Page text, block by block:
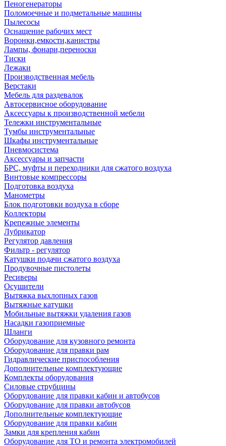
Пеногенераторы
Поломоечные и подметальные машины
Пылесосы
Оснащение рабочих мест
Воронки,емкости,канистры
Лампы, фонари,переноски
Тиски
Лежаки
Производственная мебель
Верстаки
Мебель для раздевалок
Автосервисное оборудование
Аксессуары к производственной мебели
Тележки инструментальные
Тумбы инструментальные
Шкафы инструментальные
Пневмосистема
Аксессуары и запчасти
БРС, муфты и переходники для сжатого воздуха
Винтовые компрессоры
Подготовка воздуха
Манометры
Блок подготовки воздуха в сборе
Коллекторы
Крепежные элементы
Лубрикатор
Регулятор давления
Фильтр - регулятор
Катушки подачи сжатого воздуха
Продувочные пистолеты
Ресиверы
Осушители
Вытяжка выхлопных газов
Вытяжные катушки
Мобильные вытяжки удаления газов
Насадки газоприемные
Шланги
Оборудование для кузовного ремонта
Оборудование для правки рам
Гидравлические приспособления
Дополнительные комплектующие
Комплекты оборудования
Силовые струбцины
Оборудование для правки кабин и автобусов
Оборудование для правки автобусов
Дополнительные комплектующие
Оборудование для правки кабин
Замки для крепления кабин
Оборудование для ТО и ремонта электромобилей